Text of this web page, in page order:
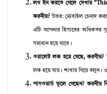
লগ ইন করতে গেলে দেখায়
করনীয়?উত্তর: মোবাইল চেন্জ
এটি আপনার হিসাবের অধিকতর
সমাধান হয়ে যাবে।
ওয়ালেট লক হয়ে গেছে, করণীয়?
লক হয়ে যায়। শাখায় গিয়ে বলুন। ৫
পাসওয়ার্ড ভুলে গেছেন? করনীয়